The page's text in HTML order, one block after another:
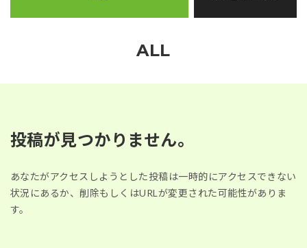
ALL
投稿が見つかりません。
あなたがアクセスしようとした投稿は一時的にアクセスできない
状況にあるか、削除もしくはURLが変更された可能性がありま
す。